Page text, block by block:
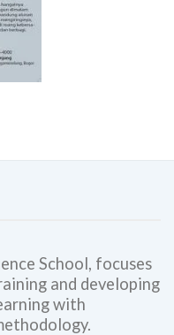
School, focuses
and developing
with